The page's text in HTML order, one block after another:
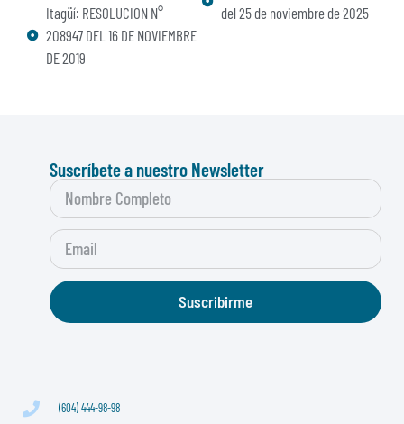
Itagüí: RESOLUCION N°
208947 DEL 16 DE NOVIEMBRE
DE 2019
del 25 de noviembre de 2025
Suscríbete a nuestro Newsletter
Suscribirme
(604) 444-98-98